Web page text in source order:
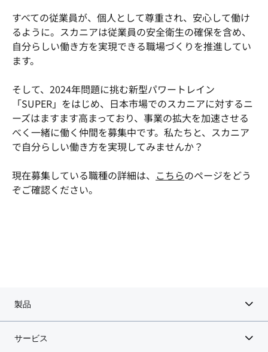
すべての従業員が、個人として尊重され、安心して働け
るように。スカニアは従業員の安全衛生の確保を含め、
自分らしい働き方を実現できる職場づくりを推進してい
ます。
そして、2024年問題に挑む新型パワートレイン
「SUPER」をはじめ、日本市場でのスカニアに対するニ
ーズはますます高まっており、事業の拡大を加速させる
べく一緒に働く仲間を募集中です。私たちと、スカニア
で自分らしい働き方を実現してみませんか？
現在募集している職種の詳細は、 こちらのページをどう
ぞご確認ください。
製品
サービス